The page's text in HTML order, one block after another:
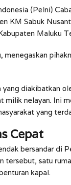
(Pelni)
KM Sabuk
Maluku
diakibatkan
nelayan. Ini
yang
Cepat
bersandar di
tersebut, satu
kapal.